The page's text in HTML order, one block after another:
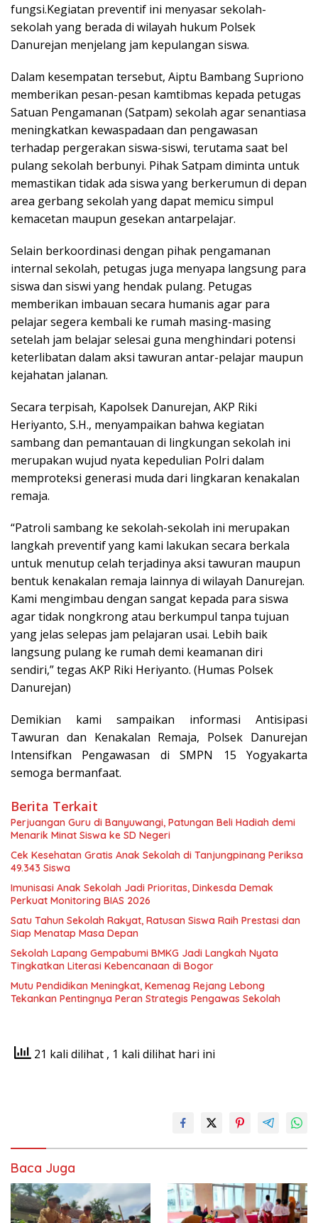
fungsi.Kegiatan preventif ini menyasar sekolah-
sekolah yang berada di wilayah hukum Polsek
Danurejan menjelang jam kepulangan siswa.
Dalam kesempatan tersebut, Aiptu Bambang Supriono
memberikan pesan-pesan kamtibmas kepada petugas
Satuan Pengamanan (Satpam) sekolah agar senantiasa
meningkatkan kewaspadaan dan pengawasan
terhadap pergerakan siswa-siswi, terutama saat bel
pulang sekolah berbunyi. Pihak Satpam diminta untuk
memastikan tidak ada siswa yang berkerumun di depan
area gerbang sekolah yang dapat memicu simpul
kemacetan maupun gesekan antarpelajar.
Selain berkoordinasi dengan pihak pengamanan
internal sekolah, petugas juga menyapa langsung para
siswa dan siswi yang hendak pulang. Petugas
memberikan imbauan secara humanis agar para
pelajar segera kembali ke rumah masing-masing
setelah jam belajar selesai guna menghindari potensi
keterlibatan dalam aksi tawuran antar-pelajar maupun
kejahatan jalanan.
Secara terpisah, Kapolsek Danurejan, AKP Riki
Heriyanto, S.H., menyampaikan bahwa kegiatan
sambang dan pemantauan di lingkungan sekolah ini
merupakan wujud nyata kepedulian Polri dalam
memproteksi generasi muda dari lingkaran kenakalan
remaja.
“Patroli sambang ke sekolah-sekolah ini merupakan
langkah preventif yang kami lakukan secara berkala
untuk menutup celah terjadinya aksi tawuran maupun
bentuk kenakalan remaja lainnya di wilayah Danurejan.
Kami mengimbau dengan sangat kepada para siswa
agar tidak nongkrong atau berkumpul tanpa tujuan
yang jelas selepas jam pelajaran usai. Lebih baik
langsung pulang ke rumah demi keamanan diri
sendiri,” tegas AKP Riki Heriyanto. (Humas Polsek
Danurejan)
Demikian kami sampaikan informasi Antisipasi
Tawuran dan Kenakalan Remaja, Polsek Danurejan
Intensifkan Pengawasan di SMPN 15 Yogyakarta
semoga bermanfaat.
Berita Terkait
Perjuangan Guru di Banyuwangi, Patungan Beli Hadiah demi
Menarik Minat Siswa ke SD Negeri
Cek Kesehatan Gratis Anak Sekolah di Tanjungpinang Periksa
49.343 Siswa
Imunisasi Anak Sekolah Jadi Prioritas, Dinkesda Demak
Perkuat Monitoring BIAS 2026
Satu Tahun Sekolah Rakyat, Ratusan Siswa Raih Prestasi dan
Siap Menatap Masa Depan
Sekolah Lapang Gempabumi BMKG Jadi Langkah Nyata
Tingkatkan Literasi Kebencanaan di Bogor
Mutu Pendidikan Meningkat, Kemenag Rejang Lebong
Tekankan Pentingnya Peran Strategis Pengawas Sekolah
21 kali dilihat , 1 kali dilihat hari ini
Baca Juga